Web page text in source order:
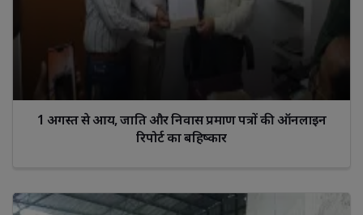
1 अगस्त से आय, जाति और निवास प्रमाण पत्रों की ऑनलाइन
रिपोर्ट का बहिष्कार